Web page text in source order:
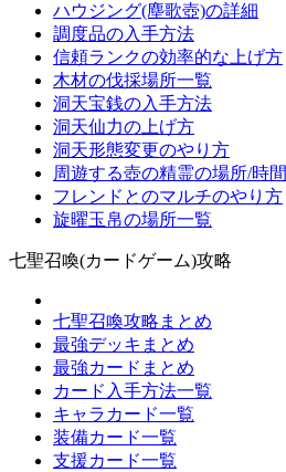
ハウジング(塵歌壺)の詳細
調度品の入手方法
信頼ランクの効率的な上げ方
木材の伐採場所一覧
洞天宝銭の入手方法
洞天仙力の上げ方
洞天形態変更のやり方
周遊する壺の精霊の場所/時間
フレンドとのマルチのやり方
旋曜玉帛の場所一覧
七聖召喚(カードゲーム)攻略
七聖召喚攻略まとめ
最強デッキまとめ
最強カードまとめ
カード入手方法一覧
キャラカード一覧
装備カード一覧
支援カード一覧